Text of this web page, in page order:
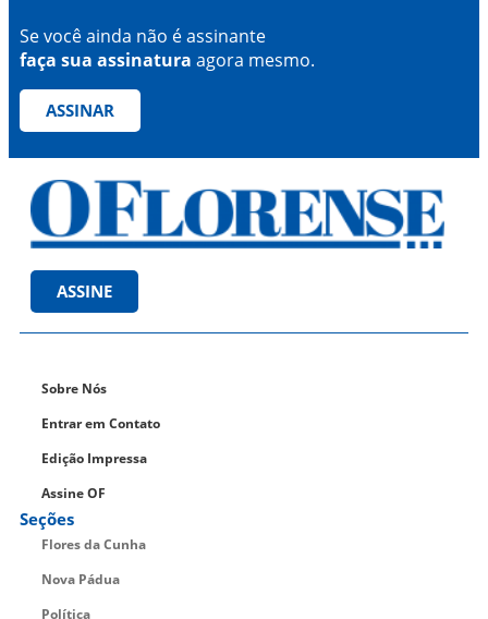
Se você ainda não é assinante
faça sua assinatura agora mesmo.
ASSINAR
ASSINE
Sobre Nós
Entrar em Contato
Edição Impressa
Assine OF
Seções
Flores da Cunha
Nova Pádua
Política